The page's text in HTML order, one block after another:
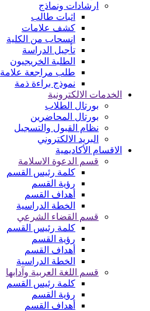
ارشادات ونماذج
اثبات طالب
كشف علامات
انسحاب من الكلية
تأجيل الدراسة
الطلبة الخريجيون
طلب مراجعة علامة
نموذج براءة ذمة
الخدمات الالكترونية
بورتال الطلاب
بورتال المحاضرين
نظام القبول والتسجيل
البريد الالكتروني
الاقسام الأكاديمية
قسم الدعوة الاسلامة
كلمة رئيس القسم
رؤية القسم
أهداف القسم
الخطة الدراسية
قسم القضاء الشرعي
كلمة رئيس القسم
رؤية القسم
أهداف القسم
الخطة الدراسية
قسم اللغة العربية وآدابها
كلمة رئيس القسم
رؤية القسم
أهداف القسم